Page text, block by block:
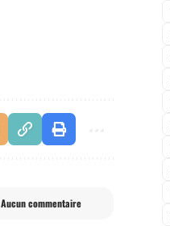
Aucun commentaire